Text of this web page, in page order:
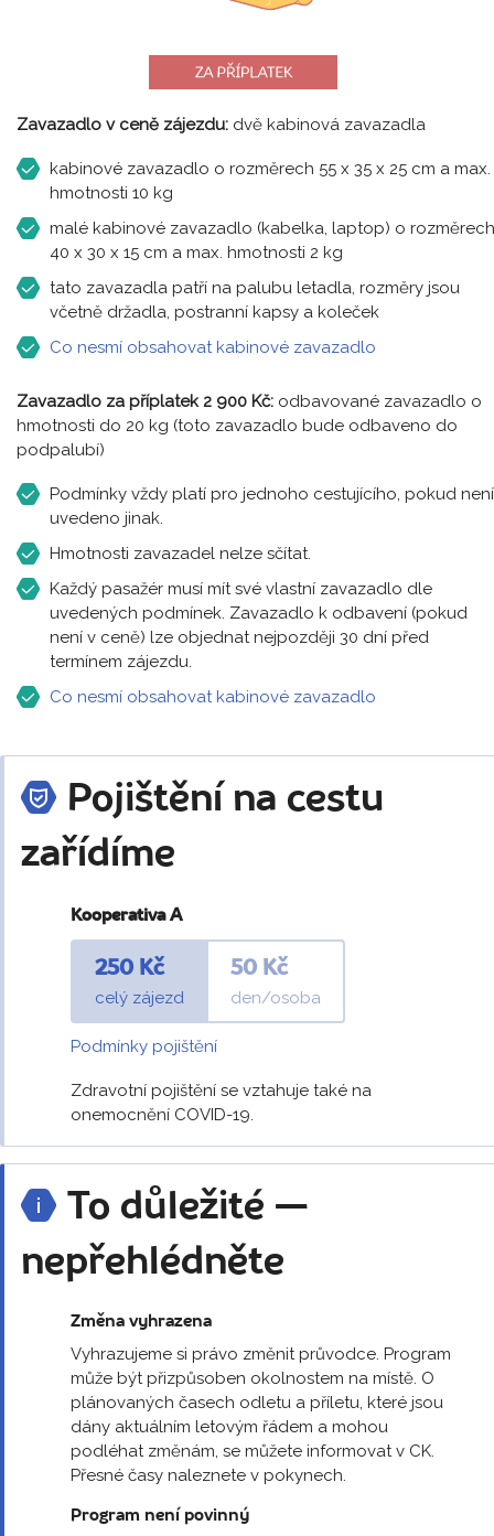
Zavazadlo v ceně zájezdu: dvě kabinová zavazadla
kabinové zavazadlo o rozměrech 55 x 35 x 25 cm a max.
hmotnosti 10 kg
malé kabinové zavazadlo (kabelka, laptop) o rozměrech
40 x 30 x 15 cm a max. hmotnosti 2 kg
tato zavazadla patří na palubu letadla, rozměry jsou
včetně držadla, postranní kapsy a koleček
Co nesmí obsahovat kabinové zavazadlo
Zavazadlo za příplatek 2 900 Kč: odbavované zavazadlo o
hmotnosti do 20 kg (toto zavazadlo bude odbaveno do
podpalubí)
Podmínky vždy platí pro jednoho cestujícího, pokud není
uvedeno jinak.
Hmotnosti zavazadel nelze sčítat.
Každý pasažér musí mít své vlastní zavazadlo dle
uvedených podmínek. Zavazadlo k odbavení (pokud
není v ceně) lze objednat nejpozději 30 dní před
termínem zájezdu.
Co nesmí obsahovat kabinové zavazadlo
Pojištění na cestu
zařídíme
Kooperativa A
250 Kč
celý zájezd
50 Kč
den/osoba
Podmínky pojištění
Zdravotní pojištění se vztahuje také na
onemocnění COVID-19.
To důležité —
nepřehlédněte
Změna vyhrazena
Vyhrazujeme si právo změnit průvodce. Program
může být přizpůsoben okolnostem na místě. O
plánovaných časech odletu a příletu, které jsou
dány aktuálním letovým řádem a mohou
podléhat změnám, se můžete informovat v CK.
Přesné časy naleznete v pokynech.
Program není povinný